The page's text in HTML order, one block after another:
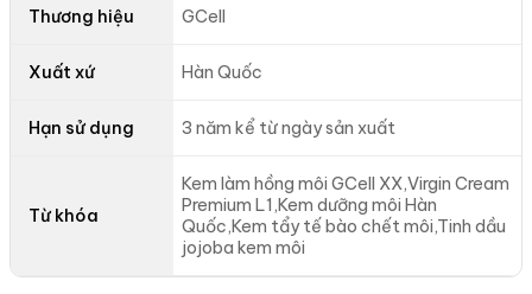
Thương hiệu GCell
Xuất xứ Hàn Quốc
Hạn sử dụng 3 năm kể từ ngày sản xuất
Từ khóa
Kem làm hồng môi GCell XX,Virgin Cream
Premium L1,Kem dưỡng môi Hàn
Quốc,Kem tẩy tế bào chết môi,Tinh dầu
jojoba kem môi